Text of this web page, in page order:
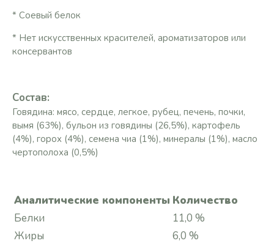
* Соевый белок
* Нет искусственных красителей, ароматизаторов или
консервантов
Состав:
Говядина: мясо, сердце, легкое, рубец, печень, почки,
вымя (63%), бульон из говядины (26,5%), картофель
(4%), горох (4%), семена чиа (1%), минералы (1%), масло
чертополоха (0,5%)
Аналитические компоненты Количество
Белки
11,0 %
Жиры
6,0 %